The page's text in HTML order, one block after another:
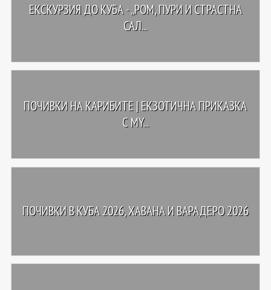
ЕКСКУРЗИЯ ДО КУБА - „РОМ, ПУРИ И СТРАСТНА
САЛ...
ПОЧИВКИ НА КАРИБИТЕ | ЕКЗОТИЧНА ПРИКАЗКА
С MY...
ПОЧИВКИ В КУБА 2026, ХАВАНА И ВАРАДЕРО 2026